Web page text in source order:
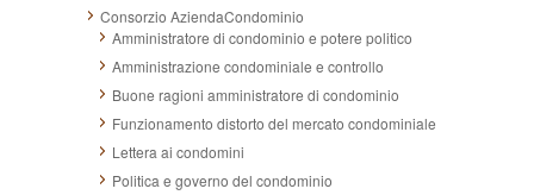
Consorzio AziendaCondominio
Amministratore di condominio e potere politico
Amministrazione condominiale e controllo
Buone ragioni amministratore di condominio
Funzionamento distorto del mercato condominiale
Lettera ai condomini
Politica e governo del condominio